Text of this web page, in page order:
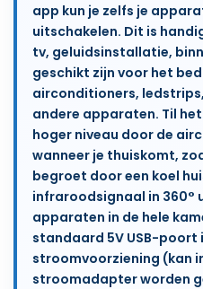
app kun je zelfs je
uitschakelen. Dit is
tv, geluidsinstallatie,
geschikt zijn voor het
airconditioners,
andere apparaten. Til
hoger niveau door de
wanneer je thuiskomt,
begroet door een koel
infraroodsignaal in 360°
apparaten in de hele
standaard 5V USB-poort
stroomvoorziening (kan
stroomadapter worden